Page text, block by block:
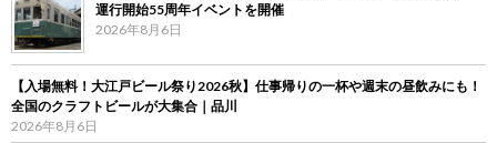
運行開始55周年イベントを開催
2026年8月6日
【入場無料！大江戸ビール祭り2026秋】仕事帰りの一杯や週末の昼飲みにも！
全国のクラフトビールが大集合｜品川
2026年8月6日